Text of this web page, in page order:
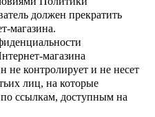
должен прекратить
магазина.
магазина
не контролирует и не несет
лиц, на которые
ссылкам, доступным на